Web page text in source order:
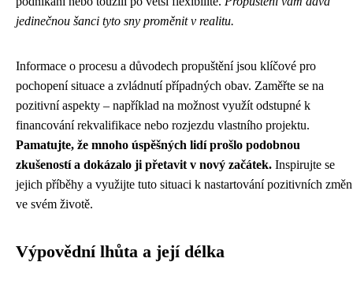
jedinečnou šanci tyto sny proměnit v realitu.
Informace o procesu a důvodech propuštění jsou klíčové pro
pochopení situace a zvládnutí případných obav. Zaměřte se na
pozitivní aspekty – například na možnost využít odstupné k
financování rekvalifikace nebo rozjezdu vlastního projektu.
Pamatujte, že mnoho úspěšných lidí prošlo podobnou
zkušeností a dokázalo ji přetavit v nový začátek. Inspirujte se
jejich příběhy a využijte tuto situaci k nastartování pozitivních změn
ve svém životě.
Výpovědní lhůta a její délka